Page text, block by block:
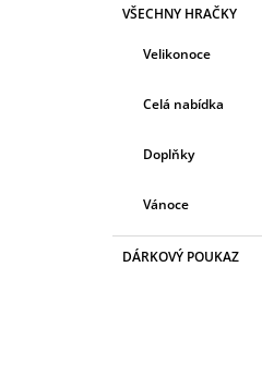
VŠECHNY HRAČKY
Velikonoce
Celá nabídka
Doplňky
Vánoce
DÁRKOVÝ POUKAZ